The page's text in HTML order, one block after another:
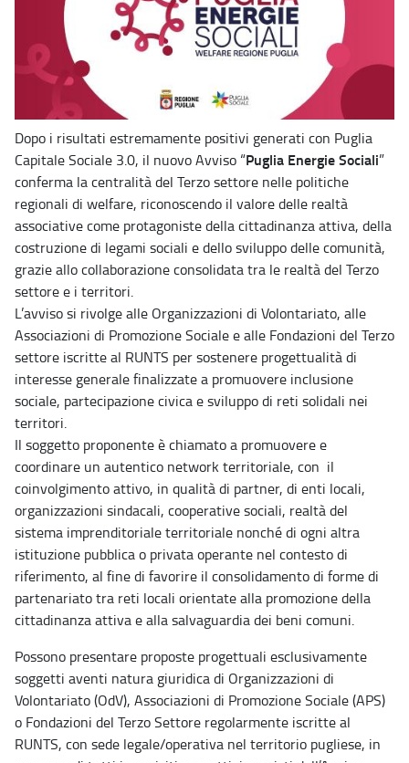
Dopo i risultati estremamente positivi generati con Puglia
Capitale Sociale 3.0, il nuovo Avviso “Puglia Energie Sociali”
conferma la centralità del Terzo settore nelle politiche
regionali di welfare, riconoscendo il valore delle realtà
associative come protagoniste della cittadinanza attiva, della
costruzione di legami sociali e dello sviluppo delle comunità,
grazie allo collaborazione consolidata tra le realtà del Terzo
settore e i territori.
L’avviso si rivolge alle Organizzazioni di Volontariato, alle
Associazioni di Promozione Sociale e alle Fondazioni del Terzo
settore iscritte al RUNTS per sostenere progettualità di
interesse generale finalizzate a promuovere inclusione
sociale, partecipazione civica e sviluppo di reti solidali nei
territori.
Il soggetto proponente è chiamato a promuovere e
coordinare un autentico network territoriale, con il
coinvolgimento attivo, in qualità di partner, di enti locali,
organizzazioni sindacali, cooperative sociali, realtà del
sistema imprenditoriale territoriale nonché di ogni altra
istituzione pubblica o privata operante nel contesto di
riferimento, al fine di favorire il consolidamento di forme di
partenariato tra reti locali orientate alla promozione della
cittadinanza attiva e alla salvaguardia dei beni comuni.
Possono presentare proposte progettuali esclusivamente
soggetti aventi natura giuridica di Organizzazioni di
Volontariato (OdV), Associazioni di Promozione Sociale (APS)
o Fondazioni del Terzo Settore regolarmente iscritte al
RUNTS, con sede legale/operativa nel territorio pugliese, in